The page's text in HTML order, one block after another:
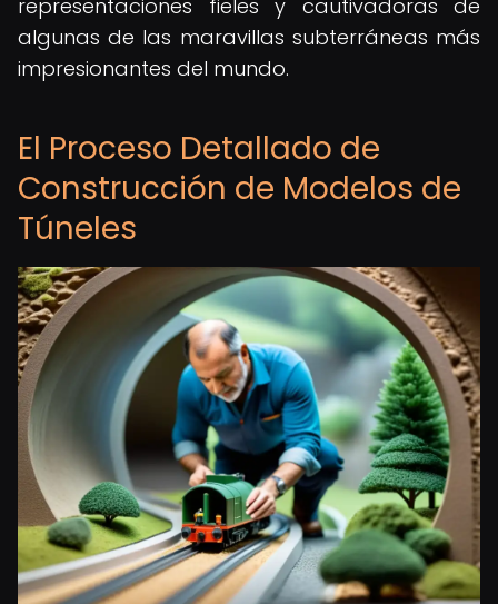
representaciones fieles y cautivadoras de
algunas de las maravillas subterráneas más
impresionantes del mundo.
El Proceso Detallado de
Construcción de Modelos de
Túneles